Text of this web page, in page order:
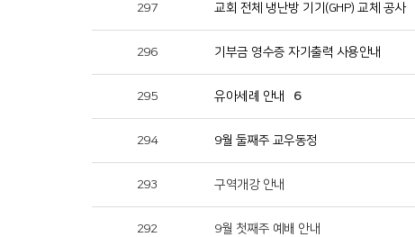
297 교회 전체 냉난방 기기(GHP) 교체 공사
296 기부금 영수증 자기출력 사용안내
295 유아세례 안내 6
294 9월 둘째주 교우동정
293 구역개강 안내
292 9월 첫째주 예배 안내